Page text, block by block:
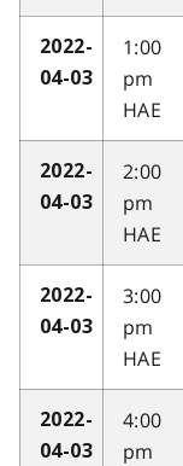
2022-
04-03
1:00
pm
HAE
2022-
04-03
2:00
pm
HAE
2022-
04-03
3:00
pm
HAE
2022-
04-03
4:00
pm